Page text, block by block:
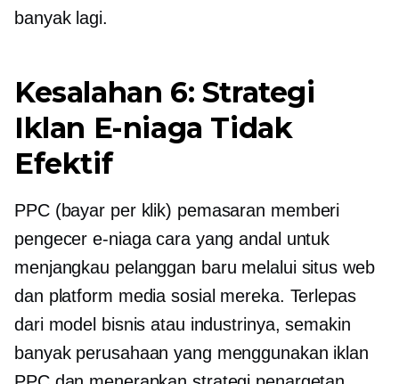
banyak lagi.
Kesalahan 6: Strategi
Iklan E-niaga Tidak
Efektif
PPC (bayar per klik) pemasaran memberi
pengecer e-niaga cara yang andal untuk
menjangkau pelanggan baru melalui situs web
dan platform media sosial mereka. Terlepas
dari model bisnis atau industrinya, semakin
banyak perusahaan yang menggunakan iklan